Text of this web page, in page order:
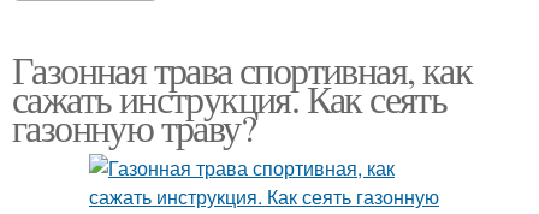
Газонная трава спортивная, как
сажать инструкция. Как сеять
газонную траву?